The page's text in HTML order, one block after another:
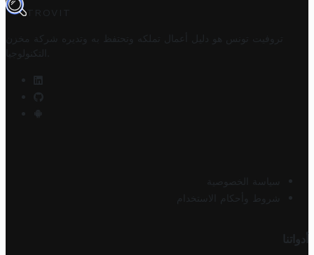
TROVIT
تروفيت تونس هو دليل أعمال تملكه وتحتفظ به وتديره
شركة مخزن
التكنولوجيا
سياسة الخصوصية
شروط وأحكام الاستخدام
أدواتنا